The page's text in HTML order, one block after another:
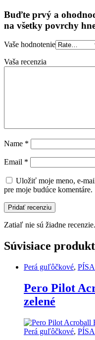
Buďte prvý a
na všetky povrchy
Vaše hodnotenie
Vaša recenzia
Name *
Email *
Uložiť moje meno, e-
pre moje budúce komentáre.
Zatiaľ nie sú žiadne recenzie.
Súvisiace
Perá guľôčkové,
Pero Pilot
zelené
Perá guľôčkové,